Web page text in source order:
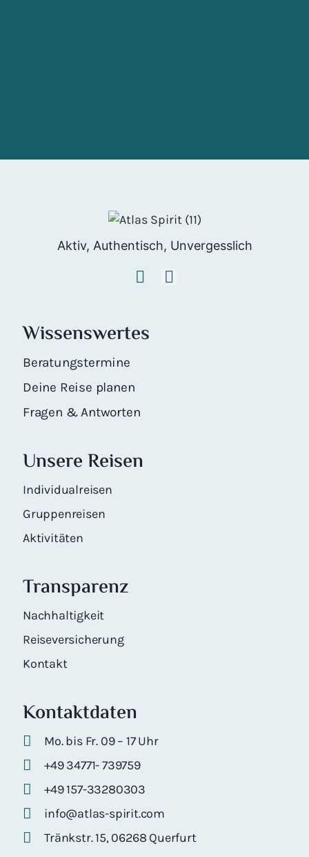
Aktiv, Authentisch, Unvergesslich
Wissenswertes
Beratungstermine
Deine Reise planen
Fragen & Antworten
Unsere Reisen
Individualreisen
Gruppenreisen
Aktivitäten
Transparenz
Nachhaltigkeit
Reiseversicherung
Kontakt
Kontaktdaten
Mo. bis Fr. 09 – 17 Uhr
+49 34771- 739759
+49 157-33280303
info@atlas-spirit.com
Tränkstr. 15, 06268 Querfurt